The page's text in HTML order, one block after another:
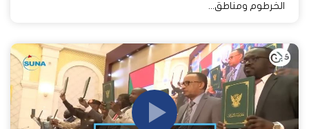
الخرطوم ومناطق...